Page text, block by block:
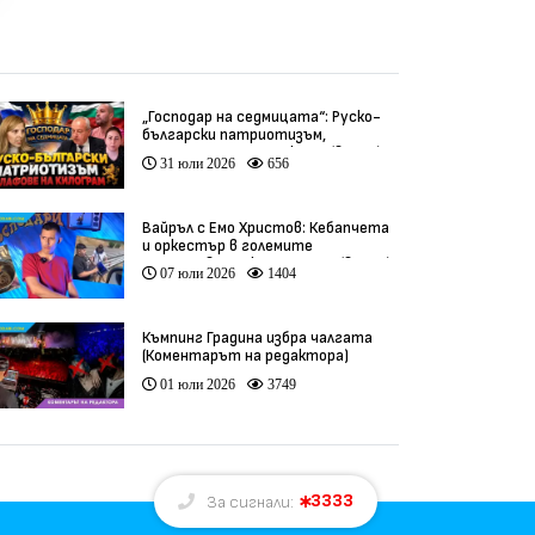
„Господар на седмицата“: Руско-
български патриотизъм,
инфлуенсъри и тарикати (видео)
31 юли 2026 656
Вайръл с Емо Христов: Кебапчета
и оркестър в големите
задръствания към морето (видео)
07 юли 2026 1404
Къмпинг Градина избра чалгата
(Коментарът на редактора)
01 юли 2026 3749
За сигнали: 3333